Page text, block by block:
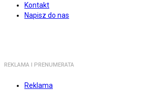
Kontakt
Napisz do nas
REKLAMA I PRENUMERATA
Reklama